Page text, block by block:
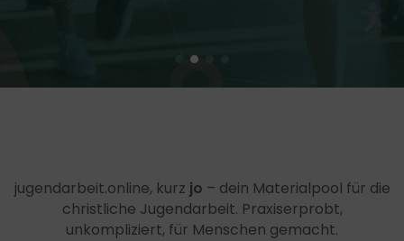
jugendarbeit.online, kurz jo – dein Materialpool für die
christliche Jugendarbeit. Praxiserprobt,
unkompliziert, für Menschen gemacht.